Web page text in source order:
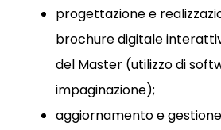
progettazione e
brochure digitale
del Master (utilizzo di
impaginazione);
aggiornamento e